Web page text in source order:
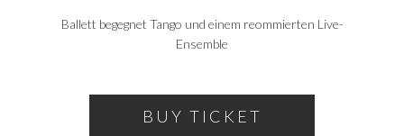
BUY TICKET
Ballett begegnet Tango und einem reommierten Live-
Ensemble